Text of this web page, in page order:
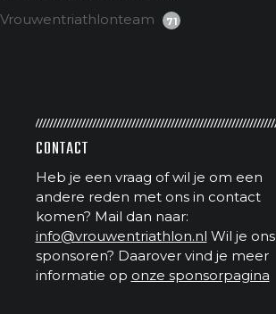
Vrouwentriathlonteam 71
CONTACT
Heb je een vraag of wil je om een
andere reden met ons in contact
komen? Mail dan naar:
info@vrouwentriathlon.nl Wil je ons
sponsoren? Daarover vind je meer
informatie op onze sponsorpagina